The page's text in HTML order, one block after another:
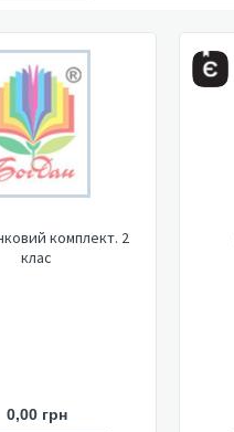
комплект. 2
клас
0,00 грн